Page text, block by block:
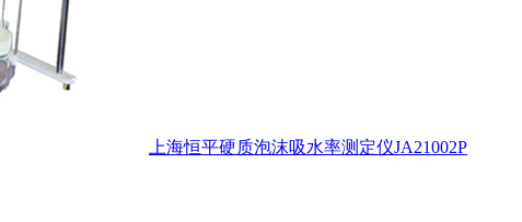
上海恒平硬质泡沫吸水率测定仪JA21002P